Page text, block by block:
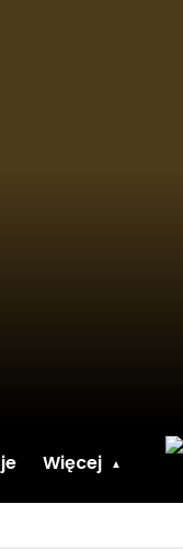
Więcej